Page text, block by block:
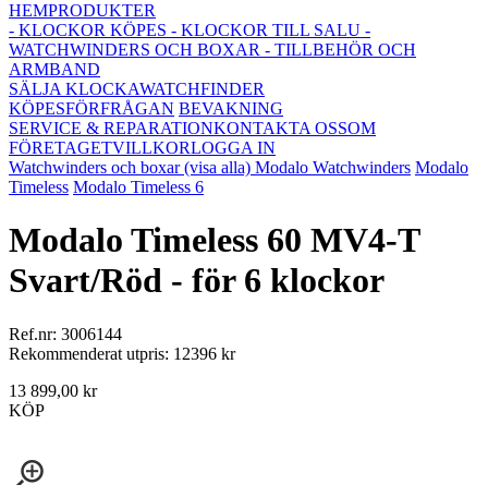
HEMPRODUKTER
- KLOCKOR KÖPES - KLOCKOR TILL SALU -
WATCHWINDERS OCH BOXAR - TILLBEHÖR OCH
ARMBAND
SÄLJA KLOCKAWATCHFINDER
KÖPESFÖRFRÅGAN BEVAKNING
SERVICE & REPARATIONKONTAKTA OSSOM
FÖRETAGETVILLKORLOGGA IN
Watchwinders och boxar (visa alla) Modalo Watchwinders Modalo
Timeless Modalo Timeless 6
Modalo Timeless 60 MV4-T
Svart/Röd - för 6 klockor
Ref.nr: 3006144
Rekommenderat utpris: 12396 kr
13 899,00 kr
KÖP